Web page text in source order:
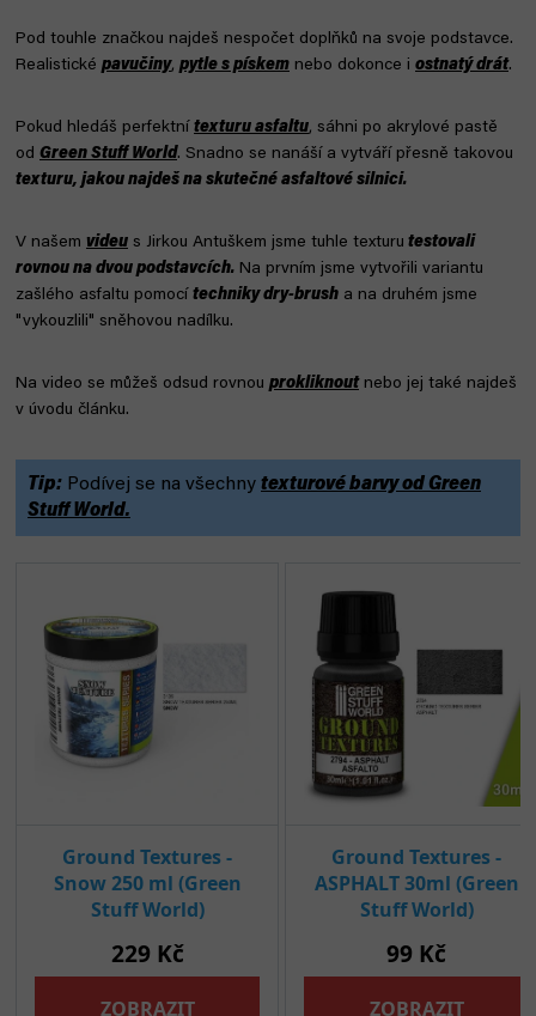
Pod touhle značkou najdeš nespočet doplňků na svoje podstavce.
Realistické pavučiny, pytle s pískem nebo dokonce i ostnatý drát.
Pokud hledáš perfektní texturu asfaltu, sáhni po akrylové pastě
od Green Stuff World. Snadno se nanáší a vytváří přesně takovou
texturu, jakou najdeš na skutečné asfaltové silnici.
V našem videu s Jirkou Antuškem jsme tuhle texturu testovali
rovnou na dvou podstavcích. Na prvním jsme vytvořili variantu
zašlého asfaltu pomocí techniky dry-brush a na druhém jsme
"vykouzlili" sněhovou nadílku.
Na video se můžeš odsud rovnou prokliknoutnebo jej také najdeš
v úvodu článku.
Tip: Podívej se na všechny texturové barvy od Green
Stuff World.